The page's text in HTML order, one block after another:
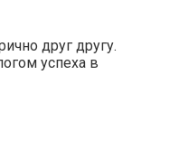
друг другу.
успеха в